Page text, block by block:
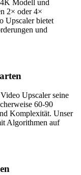
Modell und
2× oder 4×
Upscaler bietet
und
Upscaler seine
60-90
Komplexität. Unser
Algorithmen auf